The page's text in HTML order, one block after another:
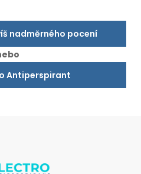
nadměrného pocení
Antiperspirant